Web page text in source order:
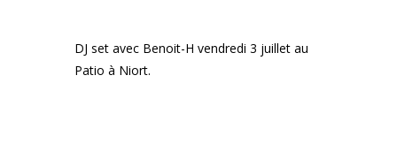
DJ set avec Benoit-H vendredi 3 juillet au
Patio à Niort.